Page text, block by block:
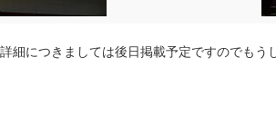
につきましては後日掲載予定ですのでもう